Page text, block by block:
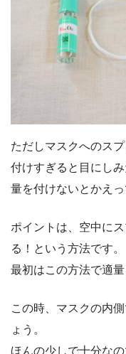
ただしマスクへのス
付けすぎると目にし
量を付けないとかえ
ポイントは、空中に
る！という方法です。
最初はこの方法で適
この時、マスクの内側
ょう。
ほんの少しで十分な